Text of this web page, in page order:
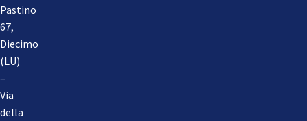
Pastino
67,
Diecimo
(LU)
–
Via
della